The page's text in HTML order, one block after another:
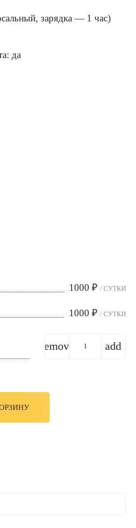
зарядка — 1 час)
да
1000 ₽ / СУТКИ
1000 ₽ / СУТКИ
remove add